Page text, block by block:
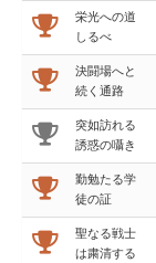
栄光への道
しるべ
決闘場へと
続く通路
突如訪れる
誘惑の囁き
勤勉たる学
徒の証
聖なる戦士
は粛清する